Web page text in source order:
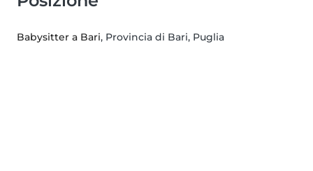
Babysitter a Bari, Provincia di Bari, Puglia